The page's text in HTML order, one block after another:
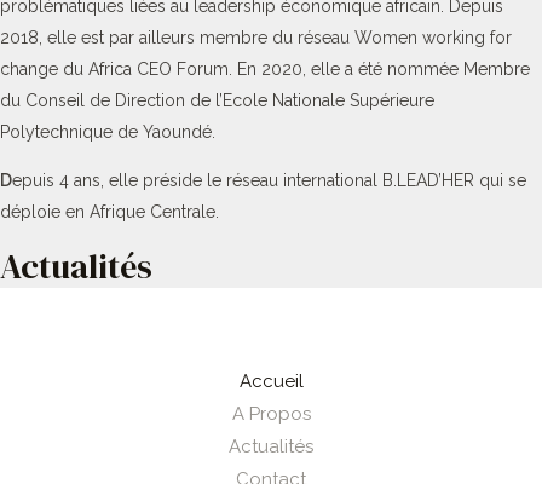
problématiques liées au leadership économique africain. Depuis
2018, elle est par ailleurs membre du réseau Women working for
change du Africa CEO Forum. En 2020, elle a été nommée Membre
du Conseil de Direction de l’Ecole Nationale Supérieure
Polytechnique de Yaoundé.
Depuis 4 ans, elle préside le réseau international B.LEAD’HER qui se
déploie en Afrique Centrale.
Actualités
Accueil
A Propos
Actualités
Contact